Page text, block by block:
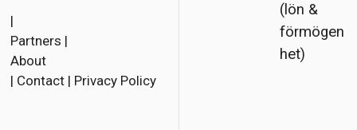
c
l
|
Partners |
About
| Contact | Privacy Policy
(lön &
förmögen
het)